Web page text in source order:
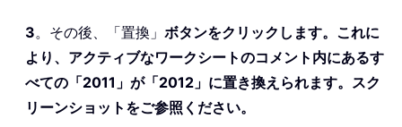
3。その後、「置換」 ボタンをクリックします。これに
より、アクティブなワークシートのコメント内にあるす
べての「2011」が「2012」に置き換えられます。スク
リーンショットをご参照ください。